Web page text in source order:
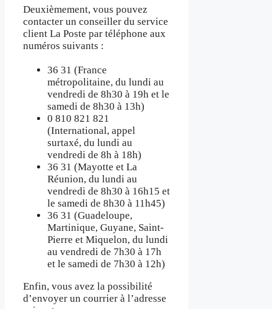
Deuxièmement, vous pouvez
contacter un conseiller du service
client La Poste par téléphone aux
numéros suivants :
36 31 (France
métropolitaine, du lundi au
vendredi de 8h30 à 19h et le
samedi de 8h30 à 13h)
0 810 821 821
(International, appel
surtaxé, du lundi au
vendredi de 8h à 18h)
36 31 (Mayotte et La
Réunion, du lundi au
vendredi de 8h30 à 16h15 et
le samedi de 8h30 à 11h45)
36 31 (Guadeloupe,
Martinique, Guyane, Saint-
Pierre et Miquelon, du lundi
au vendredi de 7h30 à 17h
et le samedi de 7h30 à 12h)
Enfin, vous avez la possibilité
d’envoyer un courrier à l’adresse